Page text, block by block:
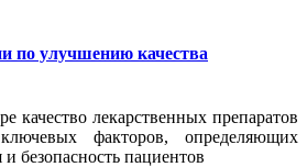
по улучшению качества
качество лекарственных препаратов
факторов, определяющих
безопасность пациентов